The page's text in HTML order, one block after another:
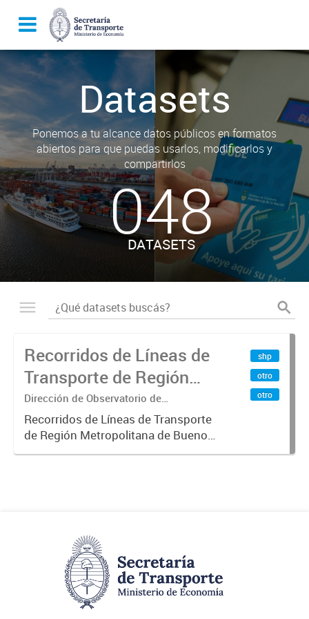
Datasets
Ponemos a tu alcance datos públicos en formatos
abiertos para que puedas usarlos, modificarlos y
compartirlos
048
DATASETS
Recorridos de Líneas de
Transporte de Región
Metropolitana de
Buenos Aires (RMBA)
Dirección de Observatorio de
Transporte, Estudio y Sistemas
Recorridos de Líneas de Transporte
de Región Metropolitana de Buenos
Aires (RMBA).-
shp
otro
otro